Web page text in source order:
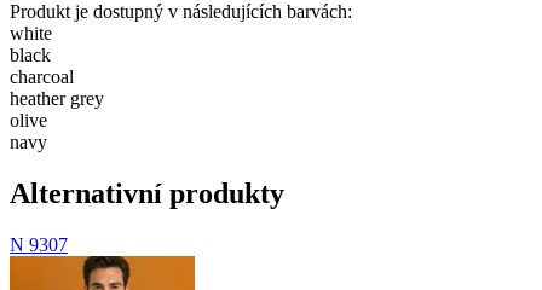
Produkt je dostupný v následujících barvách:
white
black
charcoal
heather grey
olive
navy
Alternativní produkty
N 9307